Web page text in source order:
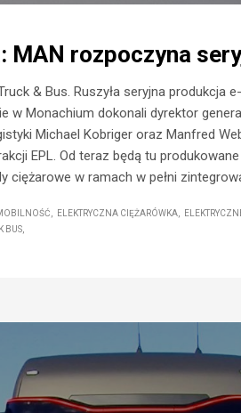
MAN rozpoczyna
& Bus. Ruszyła seryjna produkcja
w Monachium dokonali dyrektor
Michael Kobriger oraz Manfred
EPL. Od teraz będą tu
ciężarowe w ramach w pełni
ELEKTRYCZNA CIĘŻARÓWKA
BUS